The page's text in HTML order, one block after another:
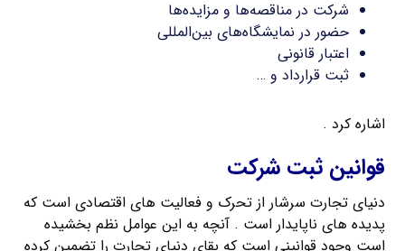
شرکت در مناقصه‌ها و مزایده‌ها
حضور در نمایشگاه‌های بین‌المللی
اعتبار قانونی
ثبت قرارداد و …
اشاره کرد .
قوانین ثبت شرکت
دنیای تجارت سرشار از تحرک و فعالیت های اقتصادی است که
پدیده های ناپایدار است . آنچه به این عوامل نظم بخشیده
است وجود قوانینی است که بقای دنیای تجارت را تضمین کرده